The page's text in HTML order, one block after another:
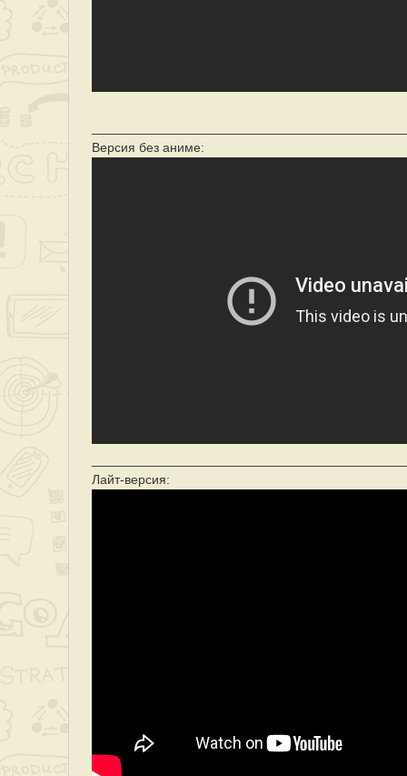
Версия без аниме:
Лайт-версия: